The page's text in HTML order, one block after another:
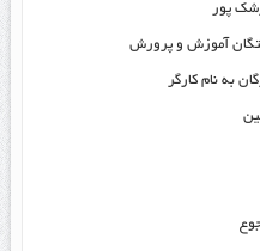
پور
آموزش و پرورش
به نام کارگر